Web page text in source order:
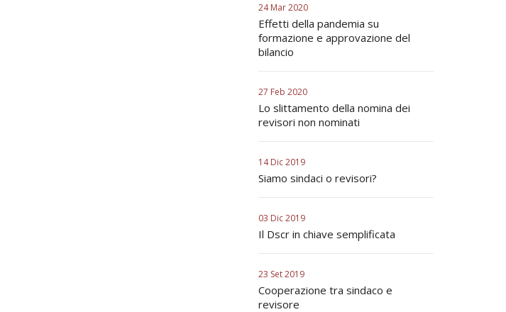
24 Mar 2020
Effetti della pandemia su
formazione e approvazione del
bilancio
27 Feb 2020
Lo slittamento della nomina dei
revisori non nominati
14 Dic 2019
Siamo sindaci o revisori?
03 Dic 2019
Il Dscr in chiave semplificata
23 Set 2019
Cooperazione tra sindaco e
revisore